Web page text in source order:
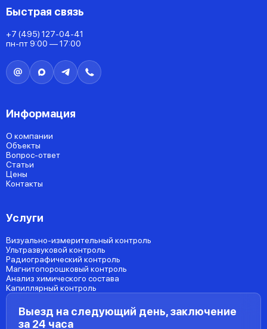
Быстрая связь
+7 (495) 127-04-41
пн-пт 9:00 — 17:00
Информация
О компании
Объекты
Вопрос-ответ
Статьи
Цены
Контакты
Услуги
Визуально-измерительный контроль
Ультразвуковой контроль
Радиографический контроль
Магнитопорошковый контроль
Анализ химического состава
Капиллярный контроль
Выезд на следующий день, заключение
за 24 часа